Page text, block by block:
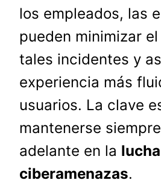
los empleados, las
pueden minimizar
tales incidentes y
experiencia más
usuarios. La clave
mantenerse
adelante en la
ciberamenazas.